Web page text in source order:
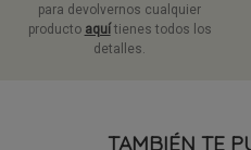
para devolvernos cualquier
producto aquí tienes todos los
detalles.
TAMBIÉN TE